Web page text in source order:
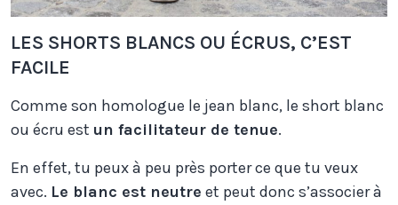
LES SHORTS BLANCS OU ÉCRUS, C’EST
FACILE
Comme son homologue le jean blanc, le short blanc
ou écru est un facilitateur de tenue.
En effet, tu peux à peu près porter ce que tu veux
avec. Le blanc est neutre et peut donc s’associer à